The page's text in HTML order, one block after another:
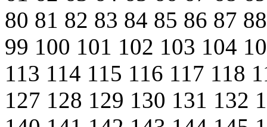
80 81 82 83 84 85 86 87
99 100 101 102 103 104
113 114 115 116 117 118
127 128 129 130 131 132